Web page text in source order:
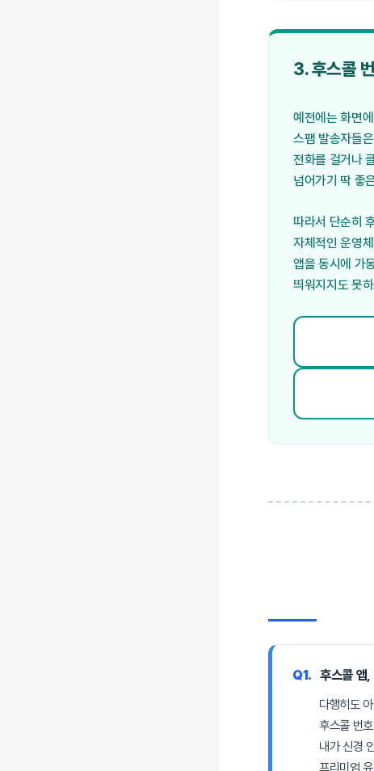
3. 후스콜
예전에는 화면
스팸 발송자들
전화를 걸거나
넘어가기 딱 좋
따라서 단순히
자체적인 운영
앱을 동시에 가
띄워지지도 못
Q1. 후스콜 앱,
다행히도
후스콜 번
내가 신경
프리미엄